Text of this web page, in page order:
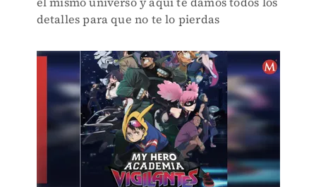
detalles para que no te lo pierdas